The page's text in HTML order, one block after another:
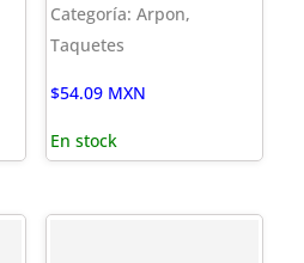
Categoría: Arpon,
Taquetes
$54.09 MXN
En stock